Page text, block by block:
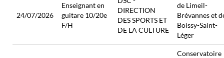
24/07/2026
Enseignant en
guitare 10/20e
F/H
DIRECTION
DES SPORTS ET
DE LA CULTURE
de Limeil-
Brévannes et
Boissy-Saint-
Léger
Conservatoire